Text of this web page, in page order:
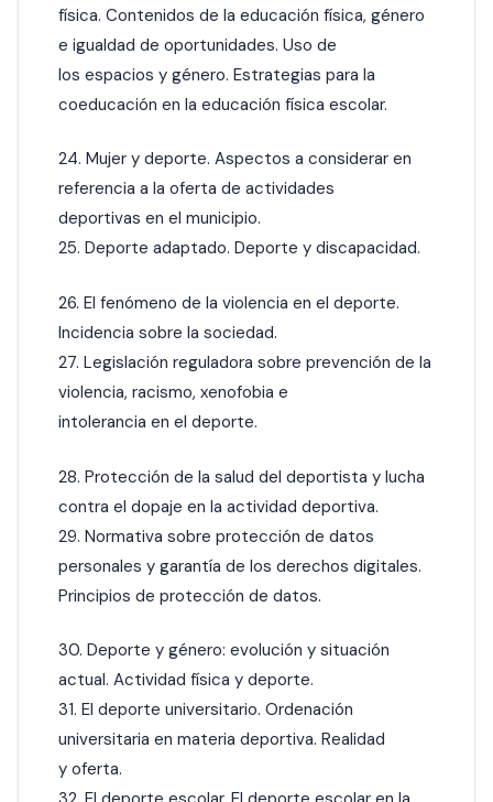
física. Contenidos de la educación física, género
e igualdad de oportunidades. Uso de
los espacios y género. Estrategias para la
coeducación en la educación física escolar.
24. Mujer y deporte. Aspectos a considerar en
referencia a la oferta de actividades
deportivas en el municipio.
25. Deporte adaptado. Deporte y discapacidad.
26. El fenómeno de la violencia en el deporte.
Incidencia sobre la sociedad.
27. Legislación reguladora sobre prevención de la
violencia, racismo, xenofobia e
intolerancia en el deporte.
28. Protección de la salud del deportista y lucha
contra el dopaje en la actividad deportiva.
29. Normativa sobre protección de datos
personales y garantía de los derechos digitales.
Principios de protección de datos.
30. Deporte y género: evolución y situación
actual. Actividad física y deporte.
31. El deporte universitario. Ordenación
universitaria en materia deportiva. Realidad
y oferta.